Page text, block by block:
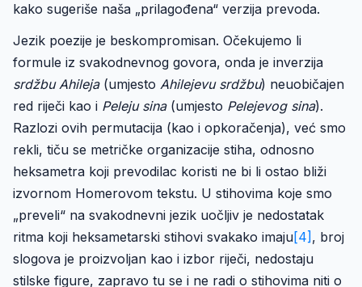
kako sugeriše naša „prilagođena“ verzija prevoda.
Jezik poezije je beskompromisan. Očekujemo li
formule iz svakodnevnog govora, onda je inverzija
srdžbu Ahileja(umjesto Ahilejevu srdžbu) neuobičajen
red riječi kao i Peleju sina(umjesto Pelejevog sina).
Razlozi ovih permutacija (kao i opkoračenja), već smo
rekli, tiču se metričke organizacije stiha, odnosno
heksametra koji prevodilac koristi ne bi li ostao bliži
izvornom Homerovom tekstu. U stihovima koje smo
„preveli“ na svakodnevni jezik uočljiv je nedostatak
ritma koji heksametarski stihovi svakako imaju[4] , broj
slogova je proizvoljan kao i izbor riječi, nedostaju
stilske figure, zapravo tu se i ne radi o stihovima niti o